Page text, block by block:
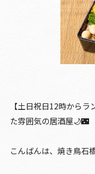
【土日祝日12時から
た雰囲気の居酒屋🌙🌃
こんばんは、焼き鳥石